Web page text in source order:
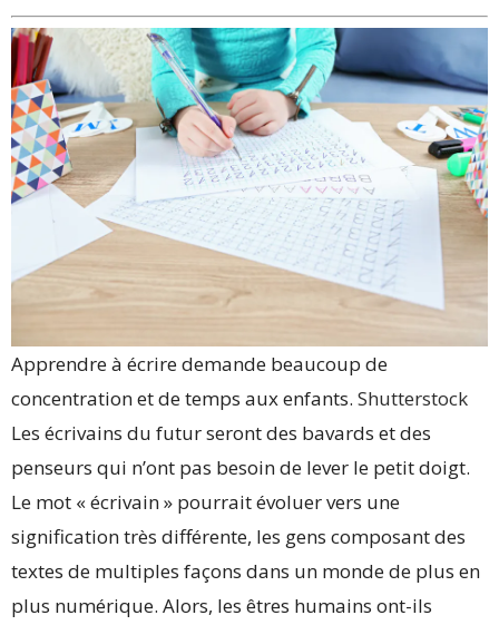
Apprendre à écrire demande beaucoup de
concentration et de temps aux enfants. Shutterstock
Les écrivains du futur seront des bavards et des
penseurs qui n’ont pas besoin de lever le petit doigt.
Le mot « écrivain » pourrait évoluer vers une
signification très différente, les gens composant des
textes de multiples façons dans un monde de plus en
plus numérique. Alors, les êtres humains ont-ils